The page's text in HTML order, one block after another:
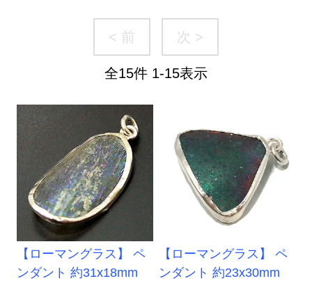
< 前 次 >
全15件 1-15表示
【ローマングラス】 ペ
ンダント 約31x18mm
【ローマングラス】 ペ
ンダント 約23x30mm